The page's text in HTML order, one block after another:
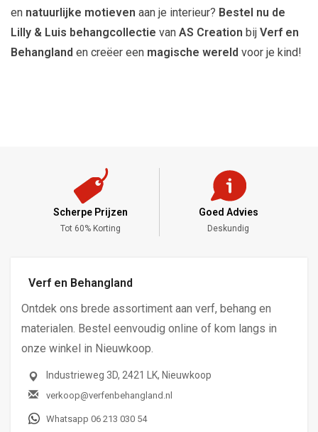
en natuurlijke motieven aan je interieur? Bestel nu de
Lilly & Luis behangcollectie van AS Creation bij Verf en
Behangland en creëer een magische wereld voor je kind!
Scherpe Prijzen
Tot 60% Korting
Goed Advies
Deskundig
Verf en Behangland
Ontdek ons brede assortiment aan verf, behang en
materialen. Bestel eenvoudig online of kom langs in
onze winkel in Nieuwkoop.
Industrieweg 3D, 2421 LK, Nieuwkoop
verkoop@verfenbehangland.nl
Whatsapp 06 213 030 54